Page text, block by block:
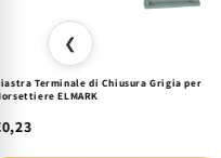
❮
Terminale di Chiusura Grigia per
ELMARK